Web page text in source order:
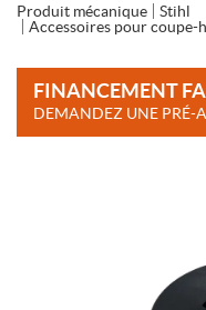
Produit mécanique
Stihl
Accessoires pour coupe-
FINANCEMENT
DEMANDEZ UNE PRÉ-